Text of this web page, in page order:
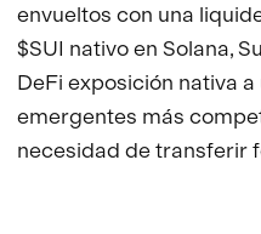
envueltos con una
$SUI nativo en Solana,
DeFi exposición nativa
emergentes más
necesidad de transferir